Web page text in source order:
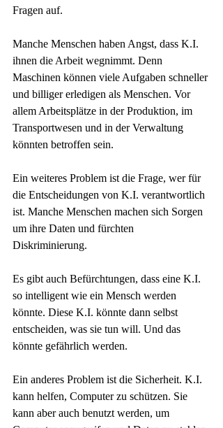
Fragen auf.
Manche Menschen haben Angst, dass K.I.
ihnen die Arbeit wegnimmt. Denn
Maschinen können viele Aufgaben schneller
und billiger erledigen als Menschen. Vor
allem Arbeitsplätze in der Produktion, im
Transportwesen und in der Verwaltung
könnten betroffen sein.
Ein weiteres Problem ist die Frage, wer für
die Entscheidungen von K.I. verantwortlich
ist. Manche Menschen machen sich Sorgen
um ihre Daten und fürchten
Diskriminierung.
Es gibt auch Befürchtungen, dass eine K.I.
so intelligent wie ein Mensch werden
könnte. Diese K.I. könnte dann selbst
entscheiden, was sie tun will. Und das
könnte gefährlich werden.
Ein anderes Problem ist die Sicherheit. K.I.
kann helfen, Computer zu schützen. Sie
kann aber auch benutzt werden, um